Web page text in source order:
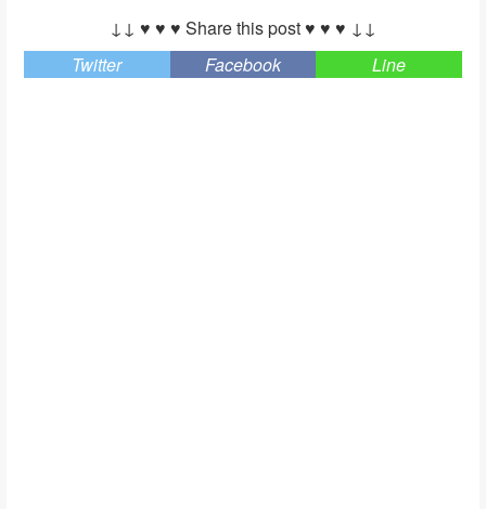
↓↓ ♥ ♥ ♥ Share this post ♥ ♥ ♥ ↓↓
Twitter
Facebook Line